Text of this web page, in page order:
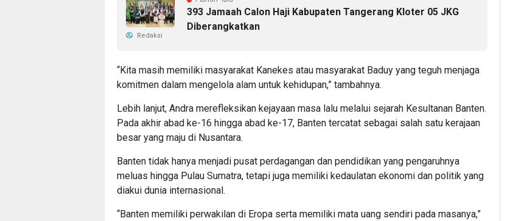
393 Jamaah Calon Haji Kabupaten Tangerang Kloter 05 JKG
Diberangkatkan
Redaksi
​“Kita masih memiliki masyarakat Kanekes atau masyarakat Baduy yang teguh menjaga
komitmen dalam mengelola alam untuk kehidupan,” tambahnya.
​Lebih lanjut, Andra merefleksikan kejayaan masa lalu melalui sejarah Kesultanan Banten.
Pada akhir abad ke-16 hingga abad ke-17, Banten tercatat sebagai salah satu kerajaan
besar yang maju di Nusantara.
Banten tidak hanya menjadi pusat perdagangan dan pendidikan yang pengaruhnya
meluas hingga Pulau Sumatra, tetapi juga memiliki kedaulatan ekonomi dan politik yang
diakui dunia internasional.
​“Banten memiliki perwakilan di Eropa serta memiliki mata uang sendiri pada masanya,”